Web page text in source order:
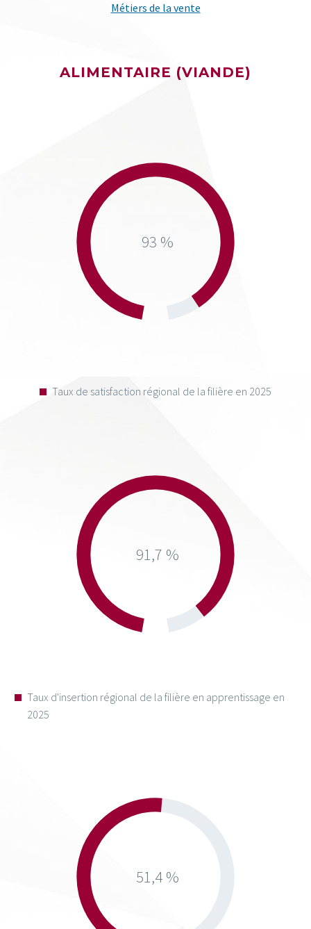
Métiers de la vente
ALIMENTAIRE (VIANDE)
93 %
Taux de satisfaction régional de la filière en 2025
91,7 %
Taux d'insertion régional de la filière en apprentissage en
2025
51,4 %